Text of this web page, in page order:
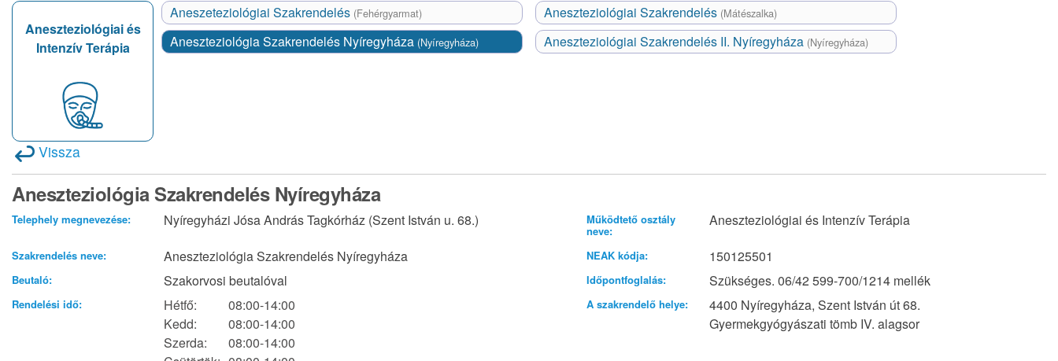
Aneszteziológiai és
Intenzív Terápia
Aneszeteziológiai Szakrendelés (Fehérgyarmat)
Aneszteziológia Szakrendelés Nyíregyháza (Nyíregyháza)
Aneszteziológiai Szakrendelés (Mátészalka)
Aneszteziológiai Szakrendelés II. Nyíregyháza (Nyíregyháza)
Vissza
Aneszteziológia Szakrendelés Nyíregyháza
Telephely megnevezése: Nyíregyházi Jósa András Tagkórház (Szent István u. 68.) Működtető osztály
neve:
Aneszteziológiai és Intenzív Terápia
Szakrendelés neve: Aneszteziológia Szakrendelés Nyíregyháza NEAK kódja: 150125501
Beutaló: Szakorvosi beutalóval Időpontfoglalás: Szükséges. 06/42 599-700/1214 mellék
Rendelési idő: Hétfő:
08:00-14:00
Kedd:
08:00-14:00
Szerda:
08:00-14:00
A szakrendelő helye:
4400 Nyíregyháza, Szent István út 68.
Gyermekgyógyászati tömb IV. alagsor